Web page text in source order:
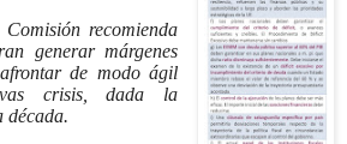
recomienda
generar márgenes
de modo ágil
crisis, dada la
década.